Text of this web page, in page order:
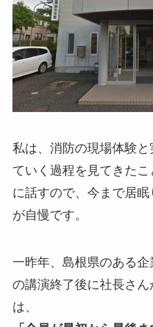
私は、消防の現場体験
ていく過程を見てきた
に話すので、今まで居
が自慢です。
一昨年、島根県のある
の講演終了後に社長さ
は、